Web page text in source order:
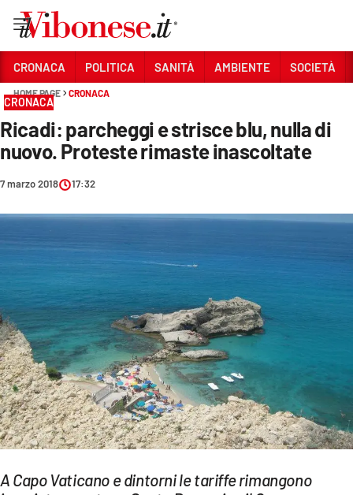
Sezioni
CRONACA
POLITICA
SANITÀ
SOCIETÀ
CULTURA
ECONOMIA E LAVORO
EVENTI
SPORT
Streaming
CRONACA POLITICA SANITÀ AMBIENTE SOCIETÀ
HOME PAGE CRONACA
CRONACA
Ricadi: parcheggi e strisce blu, nulla di
nuovo. Proteste rimaste inascoltate
7 marzo 2018 17:32
A Capo Vaticano e dintorni le tariffe rimangono